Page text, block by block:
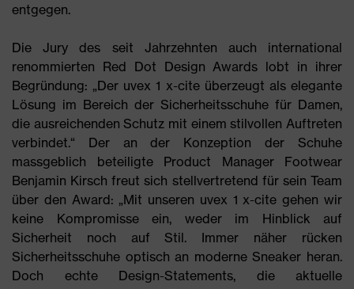
entgegen.
Die Jury des seit Jahrzehnten auch international
renommierten Red Dot Design Awards lobt in ihrer
Begründung: „Der uvex 1 x-cite überzeugt als elegante
Lösung im Bereich der Sicherheitsschuhe für Damen,
die ausreichenden Schutz mit einem stilvollen Auftreten
verbindet.“ Der an der Konzeption der Schuhe
massgeblich beteiligte Product Manager Footwear
Benjamin Kirsch freut sich stellvertretend für sein Team
über den Award: „Mit unseren uvex 1 x-cite gehen wir
keine Kompromisse ein, weder im Hinblick auf
Sicherheit noch auf Stil. Immer näher rücken
Sicherheitsschuhe optisch an moderne Sneaker heran.
Doch echte Design-Statements, die aktuelle